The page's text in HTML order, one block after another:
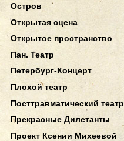
Остров
Открытая сцена
Открытое пространство
Пан. Театр
Петербург-Концерт
Плохой театр
Посттравматический театр
Прекрасные Дилетанты
Проект Ксении Михеевой